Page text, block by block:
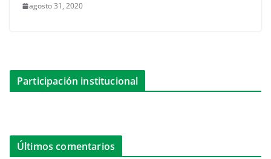
agosto 31, 2020
Participación institucional
Últimos comentarios